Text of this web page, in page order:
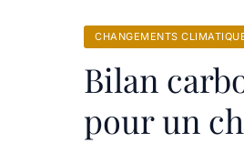
CHANGEMENTS
Bilan
pour un